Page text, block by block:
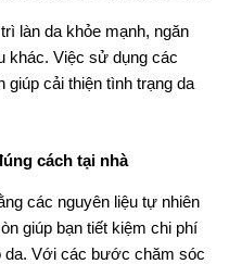
làn da khỏe mạnh, ngăn
khác. Việc sử dụng các
giúp cải thiện tình trạng da
cách tại nhà
các nguyên liệu tự nhiên
giúp bạn tiết kiệm chi phí
da. Với các bước chăm sóc